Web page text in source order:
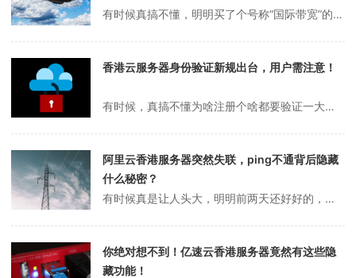
有时候真搞不懂，明明买了个号称“国际带宽”的香港云服务器，结果一到晚上八九点，网页卡得像拨号上网，连个图片都要转半天。朋友说他用的阿里云香港节点，白天还行，晚上就跟挤地铁似的，谁抢到谁快。到底慢多少？其实也没人能给个准数，反正你要是赶上高峰期，十几二十秒打开个页面都算正常，别说跑什么大流量应用了。阿里云香港服...
香港云服务器身份验证新规出台，用户需注意！
有时候，真搞不懂为啥注册个啥都要验证一大堆，尤其是云服务器，香港的那种，明明买个主机，结果身份证、手机号、邮箱、各种验证码，填得人头晕。前两天还碰到个奇葩，上传身份证照片还要正反面，差点以为要我录个小视频证明“我就是我”。不过想想，毕竟现在网络上啥人都有，平台怕出事也能理解。可有时候验证流程一多，真想直接关掉...
阿里云香港服务器突然失联，ping不通背后隐藏
什么秘密？
有时候真是让人头大，明明前两天还好好的，突然就ping不通了，阿里云香港服务器，像是闹脾气一样，怎么都不理人。你说这网络吧，平时用着顺手，真出点问题，查半天也没个准信儿。有人说是线路抽风，有人说是被墙了，还有人说是不是自己操作失误，反正一堆说法，谁也说不清楚。其实遇到这种事，第一反应总是重启，重启完了还不行，...
你绝对想不到！亿速云香港服务器竟然有这些隐
藏功能！